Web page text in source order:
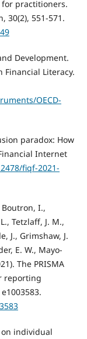
practitioners.
30(2), 551-571.
Development.
Financial Literacy.
OECD-
paradox: How
Internet
fiqf-2021-
Boutron, I.,
Tetzlaff, J. M.,
J., Grimshaw, J.
E. W., Mayo-
The PRISMA
reporting
on individual